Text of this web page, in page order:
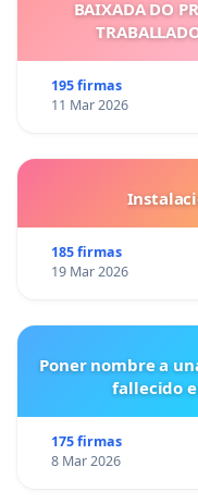
BAIXADA DO
195 firmas
11 Mar 2026
185 firmas
19 Mar 2026
Poner nombre a
fallecido
175 firmas
8 Mar 2026